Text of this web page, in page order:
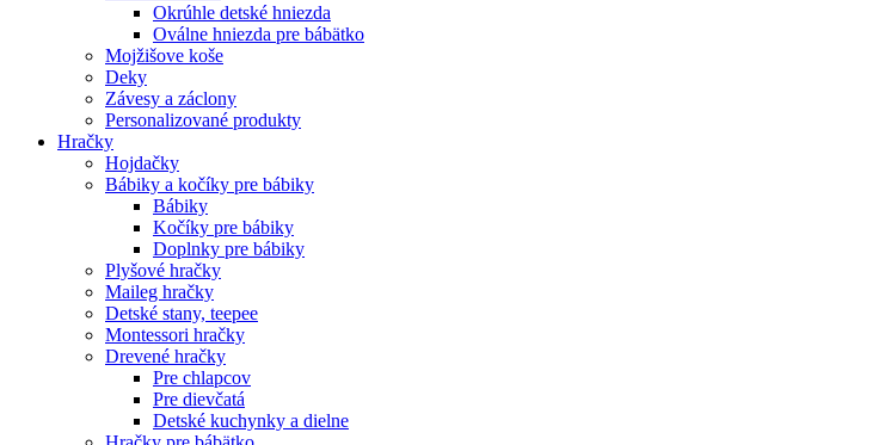
Okrúhle detské hniezda
Oválne hniezda pre bábätko
Mojžišove koše
Deky
Závesy a záclony
Personalizované produkty
Hračky
Hojdačky
Bábiky a kočíky pre bábiky
Bábiky
Kočíky pre bábiky
Doplnky pre bábiky
Plyšové hračky
Maileg hračky
Detské stany, teepee
Montessori hračky
Drevené hračky
Pre chlapcov
Pre dievčatá
Detské kuchynky a dielne